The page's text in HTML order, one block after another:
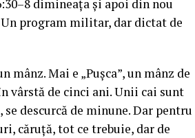
dimineața și apoi din nou
Un program militar, dar dictat de
mânz. Mai e „Pușca”, un mânz de
vârstă de cinci ani. Unii cai sunt
descurcă de minune. Dar pentru
căruță, tot ce trebuie, dar de